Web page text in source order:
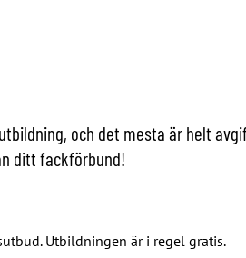
och det mesta är helt
ditt fackförbund!
Utbildningen är i regel gratis.